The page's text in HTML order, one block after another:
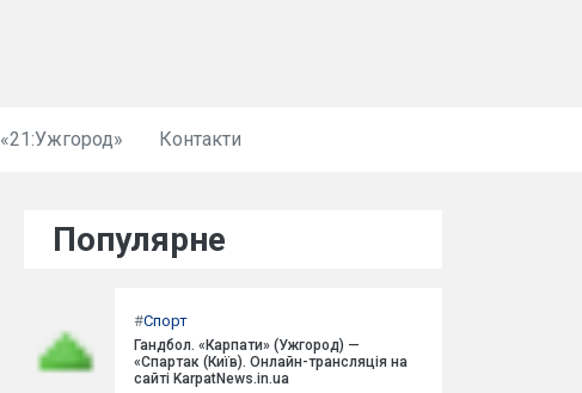
«21:Ужгород» Контакти
Популярне
#Спорт
Гандбол. «Карпати» (Ужгород) —
«Спартак (Київ). Онлайн-трансляція на
сайті KarpatNews.in.ua